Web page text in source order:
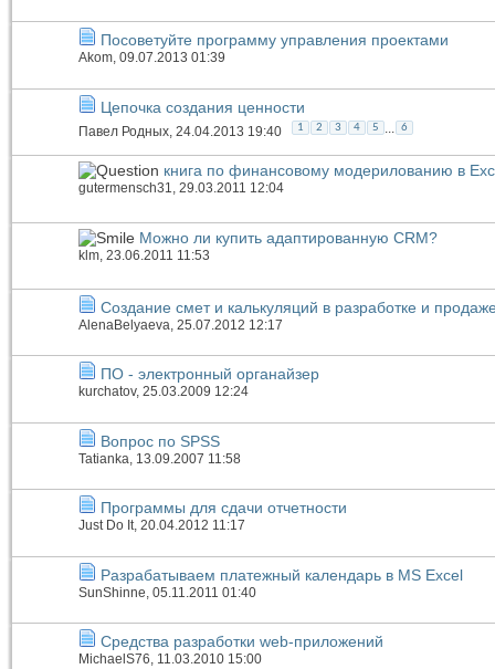
Посоветуйте программу управления проектами
Akom, 09.07.2013 01:39
Цепочка создания ценности
Павел Родных , 24.04.2013 19:40 1 2 3 4 5 6
книга по финансовому модерилованию в
gutermensch31, 29.03.2011 12:04
Можно ли купить адаптированную CRM?
klm , 23.06.2011 11:53
Создание смет и калькуляций в разработке и
AlenaBelyaeva, 25.07.2012 12:17
ПО - электронный органайзер
kurchatov, 25.03.2009 12:24
Вопрос по SPSS
Tatianka, 13.09.2007 11:58
Программы для сдачи отчетности
Just Do It, 20.04.2012 11:17
Разрабатываем платежный календарь в MS Excel
SunShinne, 05.11.2011 01:40
Средства разработки web-приложений
MichaelS76, 11.03.2010 15:00